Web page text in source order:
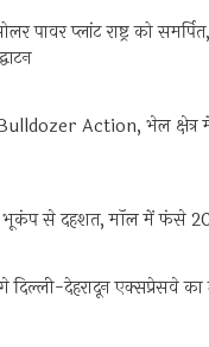
पावर प्लांट राष्ट्र को
Bulldozer Action, भेल
भूकंप से दहशत, मॉल में फंसे
देहरादून एक्सप्रेसवे का